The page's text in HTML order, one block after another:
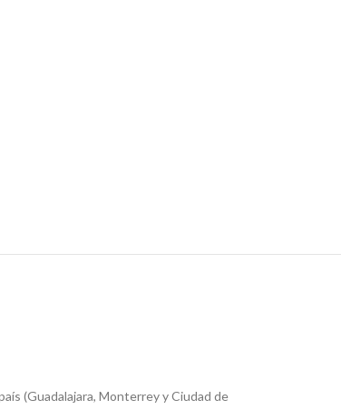
(Guadalajara, Monterrey y Ciudad de